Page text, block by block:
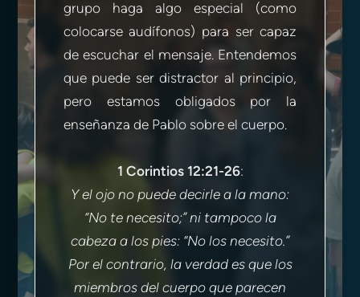
grupo haga algo especial (como
colocarse audífonos) para ser capaz
de escuchar el mensaje. Entendemos
que puede ser distractor al principio,
pero estamos obligados por la
enseñanza de Pablo sobre el cuerpo.
1 Corintios 12:21-26:
Y el ojo no puede decirle a la mano:
“No te necesito;” ni tampoco la
cabeza a los pies: “No los necesito.”
Por el contrario, la verdad es que los
miembros del cuerpo que parecen